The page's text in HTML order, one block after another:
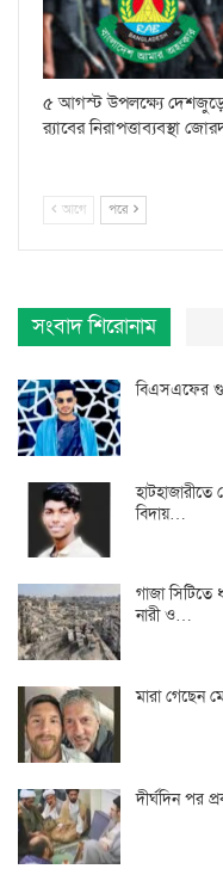
৫ আগস্ট উপলক্ষ্যে
র‌্যাবের নিরাপত্তাব্যবস্থা
আগে পরে
সংবাদ শিরোনাম
বিএসএফের
বিদায়…
গাজা
নারী ও…
মারা গেছেন
দীর্ঘদিন পর